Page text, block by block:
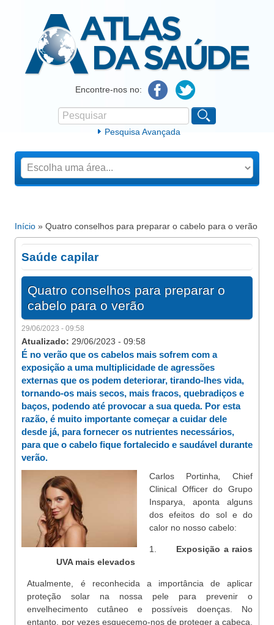
Atlas da SaúdeEncontre-nos no:
Formulário de procura
Pesquisar
Pesquisa Avançada
Está aqui
Início » Quatro conselhos para preparar o cabelo para o verão
Saúde capilar
Quatro conselhos para preparar o
cabelo para o verão
29/06/2023 - 09:58
Atualizado: 29/06/2023 - 09:58
É no verão que os cabelos mais sofrem com a
exposição a uma multiplicidade de agressões
externas que os podem deteriorar, tirando-lhes vida,
tornando-os mais secos, mais fracos, quebradiços e
baços, podendo até provocar a sua queda. Por esta
razão, é muito importante começar a cuidar dele
desde já, para fornecer os nutrientes necessários,
para que o cabelo fique fortalecido e saudável durante
verão.
Carlos Portinha
Chief
Clinical Officer do Grupo
Insparya, aponta alguns
dos efeitos do sol e do
calor no nosso cabelo:
1. Exposição a raios
UVA mais elevados
Atualmente, é reconhecida a importância de aplicar
proteção solar na nossa pele para prevenir o
envelhecimento cutâneo e possíveis doenças. No
entanto, por vezes esquecemo-nos de proteger a cabeça,